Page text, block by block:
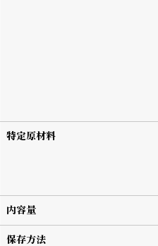
特定原材料
内容量
保存方法